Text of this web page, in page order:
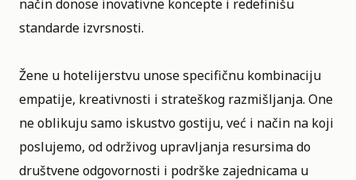
način donose inovativne koncepte i redefinišu
standarde izvrsnosti.
Žene u hotelijerstvu unose specifičnu kombinaciju
empatije, kreativnosti i strateškog razmišljanja. One
ne oblikuju samo iskustvo gostiju, već i način na koji
poslujemo, od održivog upravljanja resursima do
društvene odgovornosti i podrške zajednicama u